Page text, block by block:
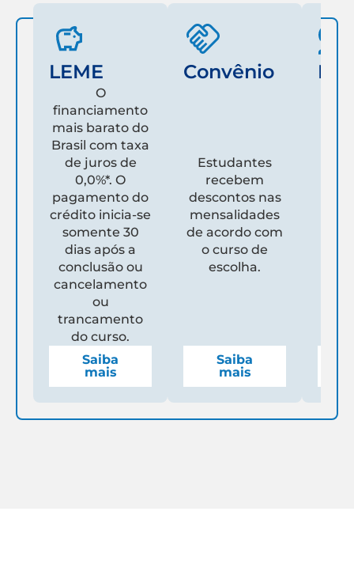
LEME
O
financiamento
mais barato do
Brasil com taxa
de juros de
0,0%*. O
pagamento do
crédito inicia-se
somente 30
dias após a
conclusão ou
cancelamento
ou
trancamento
do curso.
Saiba
mais
Convênio
Estudantes
recebem
descontos nas
mensalidades
de acordo com
o curso de
escolha.
Saiba
mais